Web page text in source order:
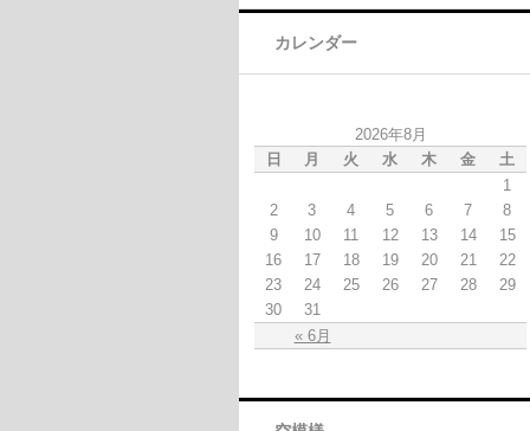
カレンダー
2026年8月
日
月 火 水 木 金 土
« 6月
1
2
3 4 5 6 7
8
9
10 11 12 13 14
15
16
17 18 19 20 21
22
23
24 25 26 27 28
29
30
31